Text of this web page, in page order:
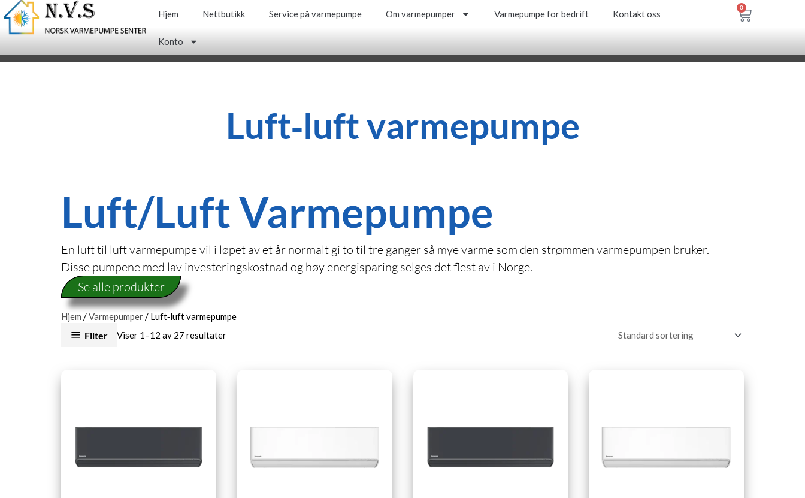
Hopp
rett
Hjem Nettbutikk Service på varmepumpe Om varmepumper Varmepumpe for bedrift Kontakt oss
Konto
0
Hjem Nettbutikk Service på varmepumpe Om varmepumper Varmepumpe for bedrift Kontakt oss
Konto
0
Luft‑luft varmepumpe
Luft/Luft Varmepumpe
En luft til luft varmepumpe vil i løpet av et år normalt gi to til tre ganger så mye varme som den strømmen varmepumpen bruker.
Disse pumpene med lav investeringskostnad og høy energisparing selges det flest av i Norge.
Se alle produkter
Hjem /Varmepumper/ Luft‑luft varmepumpe
Filter Viser 1–12 av 27 resultater